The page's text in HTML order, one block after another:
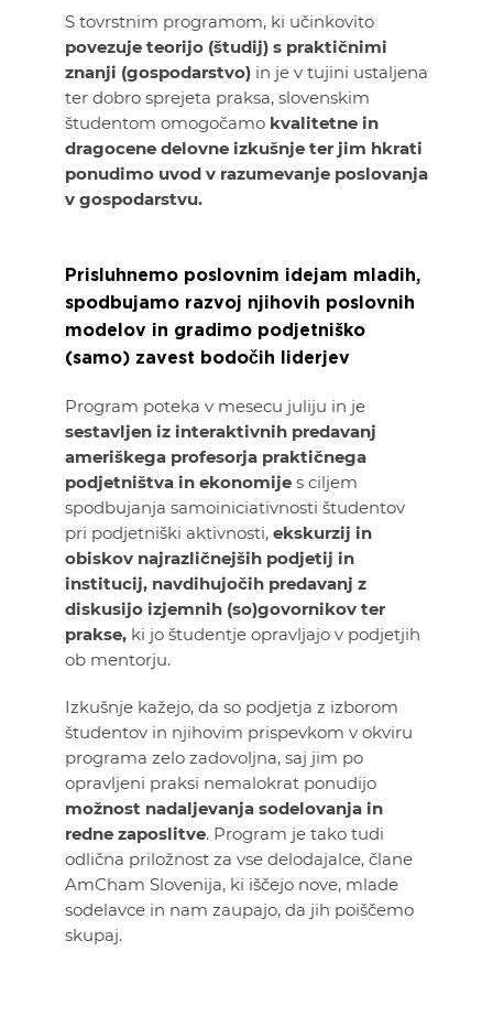
S tovrstnim programom, ki učinkovito
povezuje teorijo (študij) s praktičnimi
znanji (gospodarstvo) in je v tujini ustaljena
ter dobro sprejeta praksa, slovenskim
študentom omogočamo kvalitetne in
dragocene delovne izkušnje ter jim hkrati
ponudimo uvod v razumevanje poslovanja
v gospodarstvu.
Prisluhnemo poslovnim idejam mladih,
spodbujamo razvoj njihovih poslovnih
modelov in gradimo podjetniško
(samo) zavest bodočih liderjev
Program poteka v mesecu juliju in je
sestavljen iz interaktivnih predavanj
ameriškega profesorja praktičnega
podjetništva in ekonomije s ciljem
spodbujanja samoiniciativnosti študentov
pri podjetniški aktivnosti,ekskurzij in
obiskov najrazličnejših podjetij in
institucij, navdihujočih predavanj z
diskusijo izjemnih (so)govornikov ter
prakse,ki jo študentje opravljajo v podjetjih
ob mentorju.
Izkušnje kažejo, da so podjetja z izborom
študentov in njihovim prispevkom v okviru
programa zelo zadovoljna, saj jim po
opravljeni praksi nemalokrat ponudijo
možnost nadaljevanja sodelovanja in
redne zaposlitve. Program je tako tudi
odlična priložnost za vse delodajalce, člane
AmCham Slovenija, ki iščejo nove, mlade
sodelavce in nam zaupajo, da jih poiščemo
skupaj.